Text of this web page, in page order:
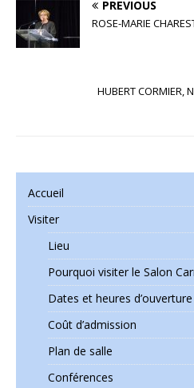
PREVIOUS
ROSE-MARIE
HUBERT CORMIER,
Accueil
Visiter
Lieu
Pourquoi visiter le Salon
Dates et heures d’ouverture
Coût d’admission
Plan de salle
Conférences